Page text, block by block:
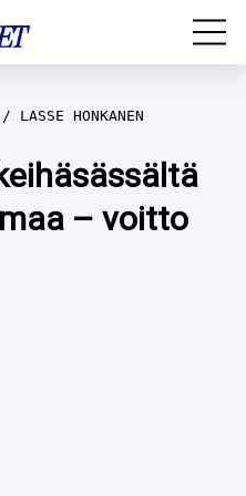
LASSE HONKANEN
– voitto